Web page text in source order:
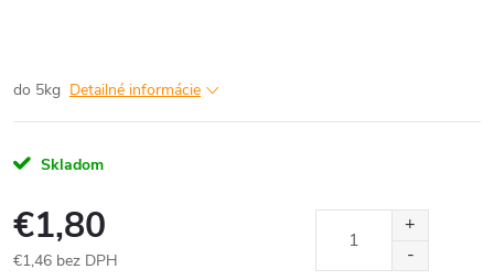
do 5kg Detailné informácie
Skladom
€1,80
€1,46 bez DPH